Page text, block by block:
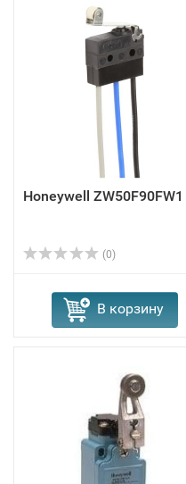
Honeywell ZW50F90FW1
(0)
В корзину